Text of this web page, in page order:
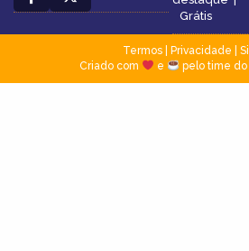
Grátis
Termos| Privacidade
Criado com
e pelo time do